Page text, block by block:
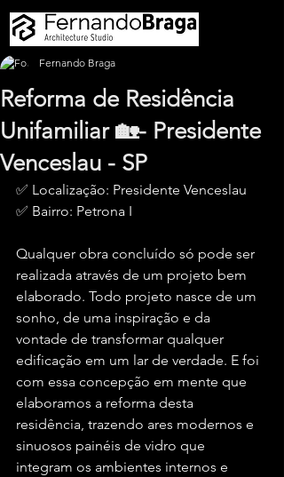
Reforma de Residência
Unifamiliar 🏡- Presidente
Venceslau - SP
Fernando Braga
✅ Localização: Presidente Venceslau
✅ Bairro: Petrona I
Qualquer obra concluído só pode ser
realizada através de um projeto bem
elaborado. Todo projeto nasce de um
sonho, de uma inspiração e da
vontade de transformar qualquer
edificação em um lar de verdade. E foi
com essa concepção em mente que
elaboramos a reforma desta
residência, trazendo ares modernos e
sinuosos painéis de vidro que
integram os ambientes internos e